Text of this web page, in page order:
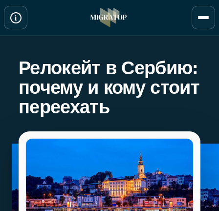
Перейти
i
Релокейт в Сербию:
почему и кому стоит
переехать